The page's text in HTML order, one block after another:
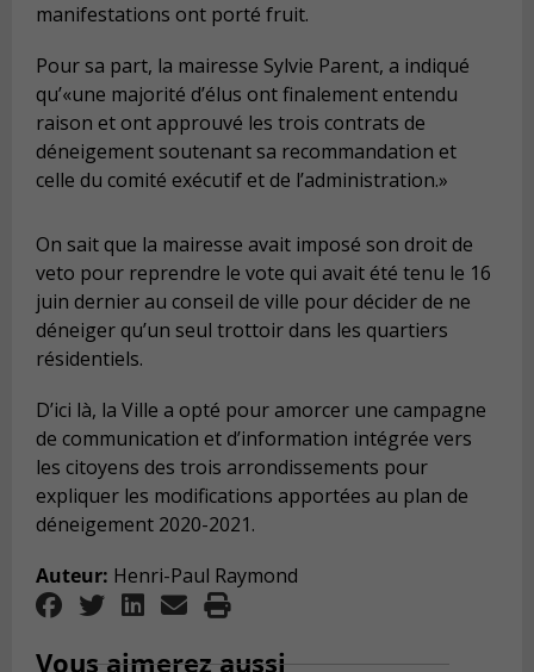
manifestations ont porté fruit.
Pour sa part, la mairesse Sylvie Parent, a indiqué
qu’«une majorité d’élus ont finalement entendu
raison et ont approuvé les trois contrats de
déneigement soutenant sa recommandation et
celle du comité exécutif et de l’administration.»
On sait que la mairesse avait imposé son droit de
veto pour reprendre le vote qui avait été tenu le 16
juin dernier au conseil de ville pour décider de ne
déneiger qu’un seul trottoir dans les quartiers
résidentiels.
D’ici là, la Ville a opté pour amorcer une campagne
de communication et d’information intégrée vers
les citoyens des trois arrondissements pour
expliquer les modifications apportées au plan de
déneigement 2020-2021.
Auteur: Henri-Paul Raymond
Vous aimerez aussi